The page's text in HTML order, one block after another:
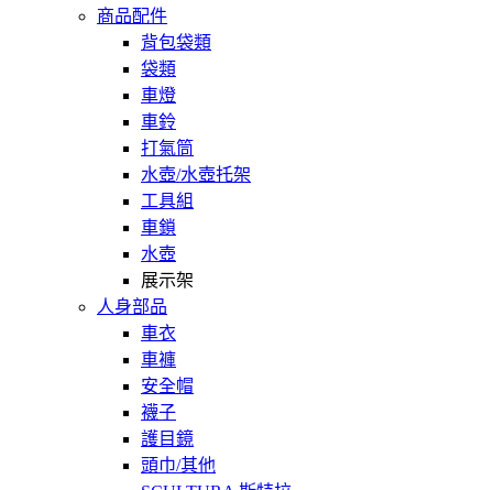
商品配件
背包袋類
袋類
車燈
車鈴
打氣筒
水壺/水壺托架
工具組
車鎖
水壺
展示架
人身部品
車衣
車褲
安全帽
襪子
護目鏡
頭巾/其他